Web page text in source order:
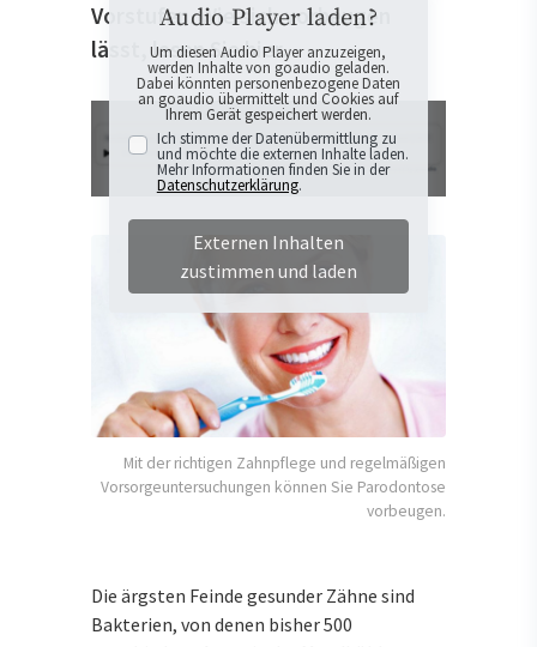
Vorstufen. Wie sich vorbeugen
lässt, lesen Sie hier.
Audio Player laden?
Um diesen Audio Player anzuzeigen,
werden Inhalte von goaudio geladen.
Dabei könnten personenbezogene Daten
an goaudio übermittelt und Cookies auf
Ihrem Gerät gespeichert werden.
Ich stimme der Datenübermittlung zu
und möchte die externen Inhalte laden.
Mehr Informationen finden Sie in der
Datenschutzerklärung.
Externen Inhalten
zustimmen und laden
Mit der richtigen Zahnpflege und regelmäßigen
Vorsorgeuntersuchungen können Sie Parodontose
vorbeugen.
Die ärgsten Feinde gesunder Zähne sind
Bakterien, von denen bisher 500